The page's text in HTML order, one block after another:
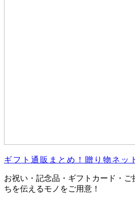
ギフト通販まとめ！贈り物ネッ
お祝い・記念品・ギフトカード・
ちを伝えるモノをご用意！